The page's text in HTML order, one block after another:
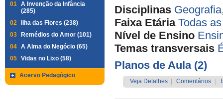
01 A Invenção da Infância
(285)
02
Ilha das Flores (238)
03
Remédios do Amor (101)
04 A Alma do Negócio (65)
05 Vidas no Lixo (58)
Acervo Pedagógico
Disciplinas Geografia
Faixa Etária Todas
Nível de Ensino
Temas transversais
Planos de Aula (2)
Veja Detalhes Comentários